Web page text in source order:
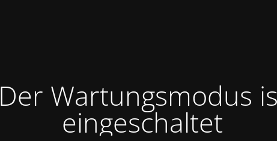
Der Wartungsmodus
eingeschaltet